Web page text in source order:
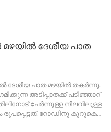
ദേശീയ പാത
ദേശീയ പാത മഴയിൽ തകർന്നു.
അടിപ്പാതക്ക് പടിഞ്ഞാറ്
ചേർന്നുള്ള നിലവിലുള്ള
രൂപപ്പെട്ടത്. റോഡിനു കുറുകെ…